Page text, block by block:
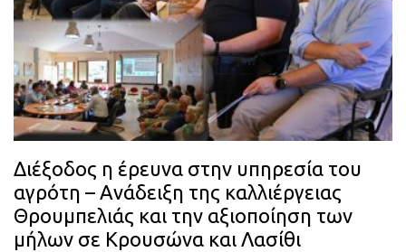
Διέξοδος η έρευνα στην υπηρεσία του
αγρότη – Ανάδειξη της καλλιέργειας
Θρουμπελιάς και την αξιοποίηση των
μήλων σε Κρουσώνα και Λασίθι